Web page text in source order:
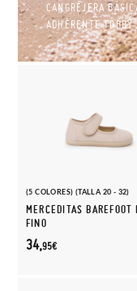
CANGREJERA
ADHERENTE TOBBY
(5 COLORES) (TALLA 20 - 32)
MERCEDITAS BAREFOOT
FINO
34,95€